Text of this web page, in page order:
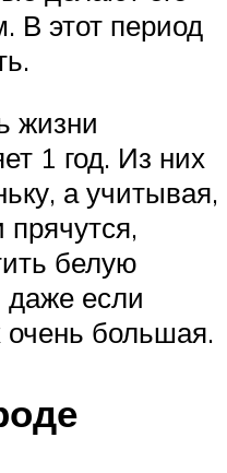
В этот период
жизни
1 год. Из них
а учитывая,
прячутся,
белую
даже если
очень большая.